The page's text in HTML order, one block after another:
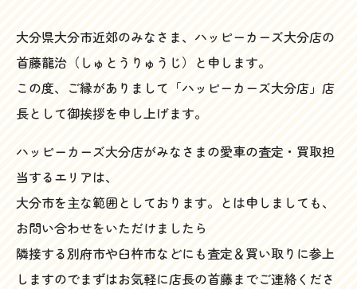
大分県大分市近郊のみなさま、ハッピーカーズ大分店の
首藤龍治（しゅとうりゅうじ）と申します。
この度、ご縁がありまして「ハッピーカーズ大分店」店
長として御挨拶を申し上げます。
ハッピーカーズ大分店がみなさまの愛車の査定・買取担
当するエリアは、
大分市を主な範囲としております。とは申しましても、
お問い合わせをいただけましたら
隣接する別府市や臼杵市などにも査定＆買い取りに参上
しますのでまずはお気軽に店長の首藤までご連絡くださ